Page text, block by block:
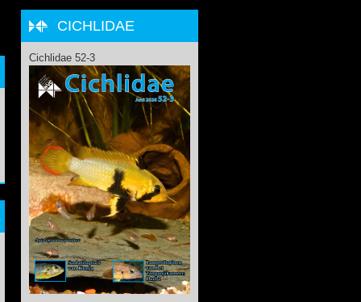
CICHLIDAE
Cichlidae 52-3